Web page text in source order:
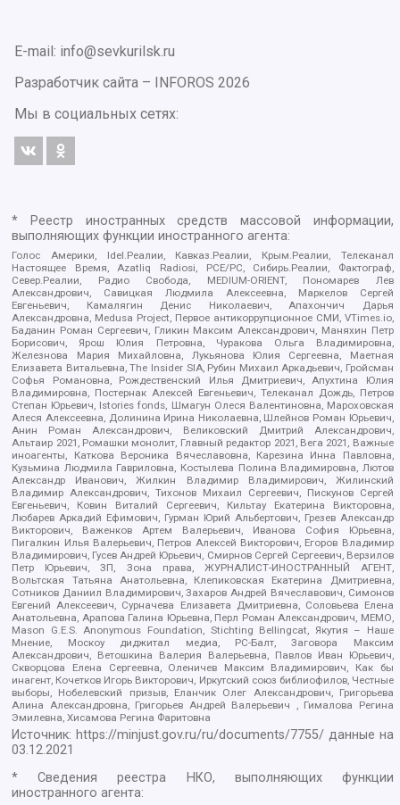
E-mail: info@sevkurilsk.ru
Разработчик сайта –
INFOROS 2026
Мы в социальных сетях:
* Реестр иностранных средств массовой информации,
выполняющих функции иностранного агента:
Голос Америки, Idel.Реалии, Кавказ.Реалии, Крым.Реалии, Телеканал
Настоящее Время, Azatliq Radiosi, PCE/PC, Сибирь.Реалии, Фактограф,
Север.Реалии, Радио Свобода, MEDIUM-ORIENT, Пономарев Лев
Александрович, Савицкая Людмила Алексеевна, Маркелов Сергей
Евгеньевич, Камалягин Денис Николаевич, Апахончич Дарья
Александровна, Medusa Project, Первое антикоррупционное СМИ, VTimes.io,
Баданин Роман Сергеевич, Гликин Максим Александрович, Маняхин Петр
Борисович, Ярош Юлия Петровна, Чуракова Ольга Владимировна,
Железнова Мария Михайловна, Лукьянова Юлия Сергеевна, Маетная
Елизавета Витальевна, The Insider SIA, Рубин Михаил Аркадьевич, Гройсман
Софья Романовна, Рождественский Илья Дмитриевич, Апухтина Юлия
Владимировна, Постернак Алексей Евгеньевич, Телеканал Дождь, Петров
Степан Юрьевич, Istories fonds, Шмагун Олеся Валентиновна, Мароховская
Алеся Алексеевна, Долинина Ирина Николаевна, Шлейнов Роман Юрьевич,
Анин Роман Александрович, Великовский Дмитрий Александрович,
Альтаир 2021, Ромашки монолит, Главный редактор 2021, Вега 2021, Важные
иноагенты, Каткова Вероника Вячеславовна, Карезина Инна Павловна,
Кузьмина Людмила Гавриловна, Костылева Полина Владимировна, Лютов
Александр Иванович, Жилкин Владимир Владимирович, Жилинский
Владимир Александрович, Тихонов Михаил Сергеевич, Пискунов Сергей
Евгеньевич, Ковин Виталий Сергеевич, Кильтау Екатерина Викторовна,
Любарев Аркадий Ефимович, Гурман Юрий Альбертович, Грезев Александр
Викторович, Важенков Артем Валерьевич, Иванова София Юрьевна,
Пигалкин Илья Валерьевич, Петров Алексей Викторович, Егоров Владимир
Владимирович, Гусев Андрей Юрьевич, Смирнов Сергей Сергеевич, Верзилов
Петр Юрьевич, ЗП, Зона права, ЖУРНАЛИСТ-ИНОСТРАННЫЙ АГЕНТ,
Вольтская Татьяна Анатольевна, Клепиковская Екатерина Дмитриевна,
Сотников Даниил Владимирович, Захаров Андрей Вячеславович, Симонов
Евгений Алексеевич, Сурначева Елизавета Дмитриевна, Соловьева Елена
Анатольевна, Арапова Галина Юрьевна, Перл Роман Александрович, МЕМО,
Mason G.E.S. Anonymous Foundation, Stichting Bellingcat, Якутия – Наше
Мнение, Москоу диджитал медиа, РС-Балт, Заговора Максим
Александрович, Ветошкина Валерия Валерьевна, Павлов Иван Юрьевич,
Скворцова Елена Сергеевна, Оленичев Максим Владимирович, Как бы
инагент, Кочетков Игорь Викторович, Иркутский союз библиофилов, Честные
выборы, Нобелевский призыв, Еланчик Олег Александрович, Григорьева
Алина Александровна, Григорьев Андрей Валерьевич , Гималова Регина
Эмилевна, Хисамова Регина Фаритовна
Источник: https://minjust.gov.ru/ru/documents/7755/ данные на
03.12.2021
* Сведения реестра НКО, выполняющих функции
иностранного агента: